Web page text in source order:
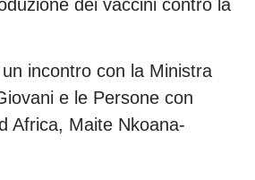
dei vaccini contro la
incontro con la Ministra
e le Persone con
Africa, Maite Nkoana-